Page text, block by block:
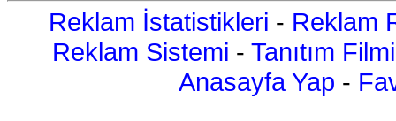
Reklam İstatistikleri - Reklam
Reklam Sistemi - Tanıtım Filmi
Anasayfa Yap -